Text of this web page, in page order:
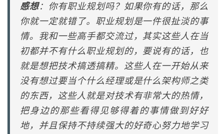
感想：你有职业规划吗？如果你有的话，那么
你就一定就错了。职业规划是一件很扯淡的事
情。我和一些高手都交流过，其实这些人在当
初都并不有什么职业规划的，要说有的话，也
就是想把技术搞透搞精。这些人在一开始从来
没有想过要当个什么经理或是什么架构师之类
的东西，这些人就是对技术有非常大的热情，
把身边的那些看得见够得着的事情做到好好
地，并且保持不持续强大的好奇心努力地学习